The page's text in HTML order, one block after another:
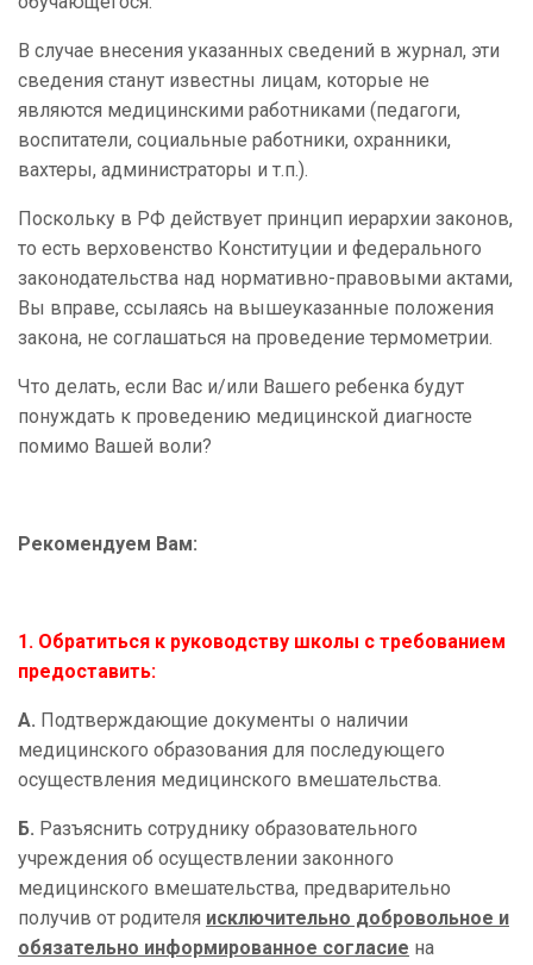
В случае внесения указанных сведений в журнал, эти
сведения станут известны лицам, которые не
являются медицинскими работниками (педагоги,
воспитатели, социальные работники, охранники,
вахтеры, администраторы и т.п.).
Поскольку в РФ действует принцип иерархии законов,
то есть верховенство Конституции и федерального
законодательства над нормативно-правовыми актами,
Вы вправе, ссылаясь на вышеуказанные положения
закона, не соглашаться на проведение термометрии.
Что делать, если Вас и/или Вашего ребенка будут
понуждать к проведению медицинской диагносте
помимо Вашей воли?
Рекомендуем Вам:
1. Обратиться к руководству школы с требованием
предоставить:
А. Подтверждающие документы о наличии
медицинского образования для последующего
осуществления медицинского вмешательства.
Б. Разъяснить сотруднику образовательного
учреждения об осуществлении законного
медицинского вмешательства, предварительно
получив от родителя исключительно добровольное и
обязательно информированное согласие на